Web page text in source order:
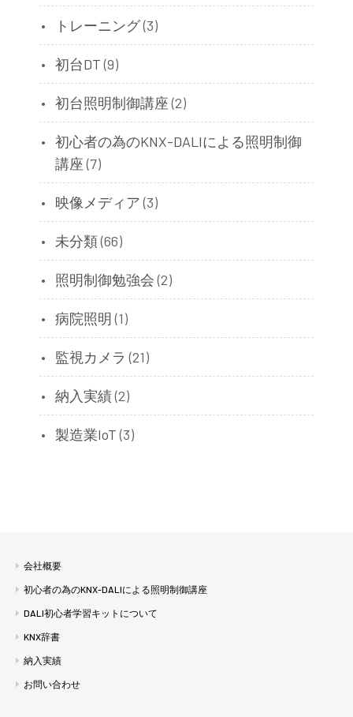
トレーニング(3)
初台DT(9)
初台照明制御講座(2)
初心者の為のKNX-DALIによる照明制御
講座(7)
映像メディア(3)
未分類(66)
照明制御勉強会(2)
病院照明(1)
監視カメラ (21)
納入実績(2)
製造業IoT(3)
会社概要
初心者の為のKNX-DALIによる照明制御講座
DALI初心者学習キットについて
KNX辞書
納入実績
お問い合わせ